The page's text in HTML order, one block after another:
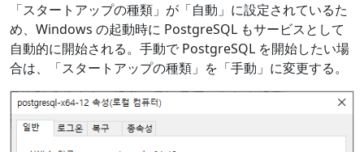
「スタートアップの種類」が「自動」に設定されているた
め、Windows の起動時に PostgreSQL もサービスとして
自動的に開始される。手動で PostgreSQL を開始したい場
合は、「スタートアップの種類」を「手動」に変更する。